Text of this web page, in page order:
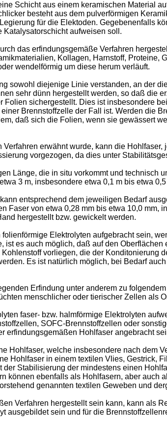
Schicht aus einem keramischen Material
besteht aus dem pulverförmigen
für die Elektoden. Gegebenenfalls
aufweisen soll.
das erfindungsgemäße Verfahren
Kollagen, Harnstoff, Proteine,
wendelförmig um diese herum verläuft.
sowohl diejenige Linie verstanden, an der
sehr dünn hergestellt werden, so daß die
sichergestellt. Dies ist insbesondere
Brennstoffzelle der Fall ist. Werden die
daß sich die Folien, wenn sie gewässert
erwähnt wurde, kann die
vorgezogen, da dies unter
Länge, die in situ vorkommt und technisch
3 m, insbesondere etwa 0,1 m bis etwa
entsprechend dem jeweiligen Bedarf
von etwa 0,28 mm bis etwa 10,0 mm,
hergestellt bzw. gewickelt werden.
Elektrolyten aufgebracht sein,
es auch möglich, daß auf den
vorliegen, die der Konditonierung
Es ist natürlich möglich, bei Bedarf
Erfindung unter anderem zu
menschlicher oder tierischer Zellen als
faser- bzw. halmförmige Elektrolyten
SOFC-Brennstoffzellen oder
erfindungsgemäßen Hohlfaser angebracht
Hohlfaser, welche insbesondere nach dem
Hohlfaser in einem textilen Vlies, Gestrick,
Stabilisierung der mindestens einen
können ebenfalls als Hohlfasern, aber auch
genannten textilen Geweben und
Verfahren hergestellt sein kann, kann als
ausgebildet sein und für die